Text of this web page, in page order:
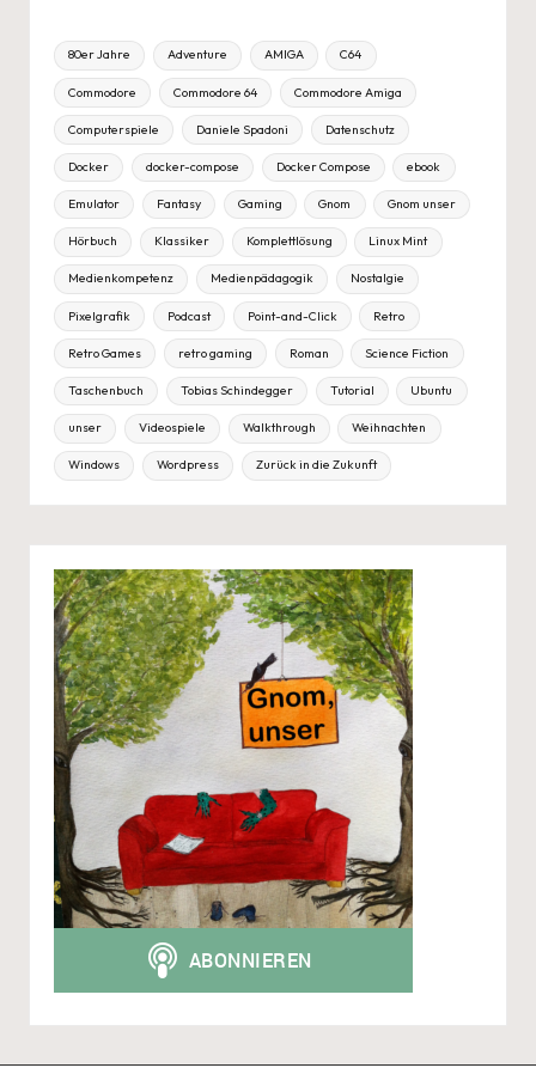
80er Jahre Adventure AMIGA C64
Commodore Commodore 64 Commodore Amiga
Computerspiele Daniele Spadoni Datenschutz
Docker docker-compose Docker Compose ebook
Emulator Fantasy Gaming Gnom Gnom unser
Hörbuch Klassiker Komplettlösung Linux Mint
Medienkompetenz Medienpädagogik Nostalgie
Pixelgrafik Podcast Point-and-Click Retro
Retro Games retro gaming Roman Science Fiction
Taschenbuch Tobias Schindegger Tutorial Ubuntu
unser Videospiele Walkthrough Weihnachten
Windows Wordpress Zurück in die Zukunft